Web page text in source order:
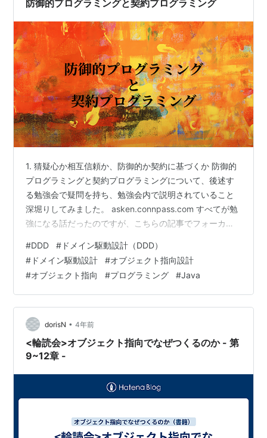
防御的プログラミングと契約プログラミング
1. 猜疑心か相互信頼か、防御的か契約に基づくか 防御的
プログラミングと契約プログラミングについて、後述す
る勉強会で疑問を持ち、勉強会内で説明されていること
深堀りしてみました。 asken.connpass.com すべてが勉
強になる話だったのですが、こちらの記事でフォーカス
肢 トランザクションスクリプト方式 ドメインモデル方式
に登場する「防御的プログラミングと契約プログラミン
グ」になります。 トランザクションスクリプト方式が
「防御的プログラミング」 ドメインモデル方式が「契約
プログラミング」 増田さんのお話ではクラス設計におい
て変更容易性を…
#DDD # ドメイン駆動設計（DDD）
# ドメイン駆動設計 #オブジェクト指向設計
#オブジェクト指向 #プログラミング #Java
dorisN • 4年前
<輪読会>オブジェクト指向でなぜつくるのか - 第
9~12章 -